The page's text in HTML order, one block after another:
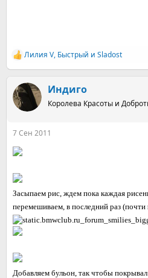
Р
е
к
ц
и
Лилия V, Быстрый и Sladost
Индиго
Королева Красоты и
7 Сен 2011
Засыпаем рис, ждем пока каждая
перемешиваем, в последний раз (почти
Добавляем бульон, так чтобы